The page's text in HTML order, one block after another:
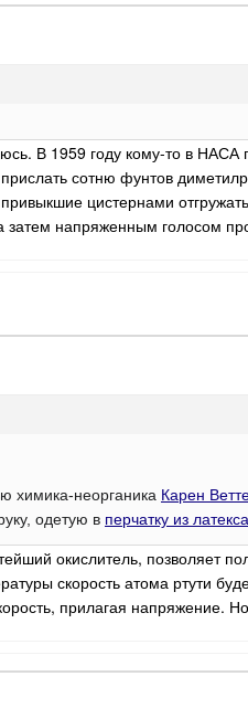
В 1959 году кому-то в
сотню фунтов
цистернами
затем напряженным голосом
химика-неорганика Карен
одетую в перчатку из латекса
окислитель, позволяет
скорость атома ртути
прилагая напряжение.